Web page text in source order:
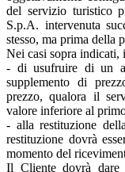
del servizio turistico
S.p.A. intervenuta
stesso, ma prima della
Nei casi sopra indicati,
- di usufruire di un
supplemento di
prezzo, qualora il
valore inferiore al
- alla restituzione
restituzione dovrà
momento del
Il Cliente dovrà dare